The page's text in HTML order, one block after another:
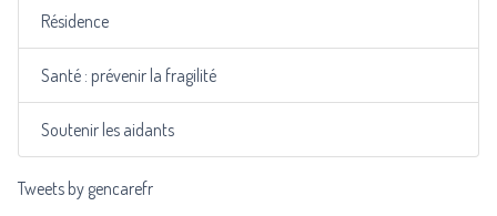
Résidence
Santé : prévenir la fragilité
Soutenir les aidants
Tweets by gencarefr